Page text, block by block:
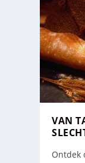
VAN
Ontdek